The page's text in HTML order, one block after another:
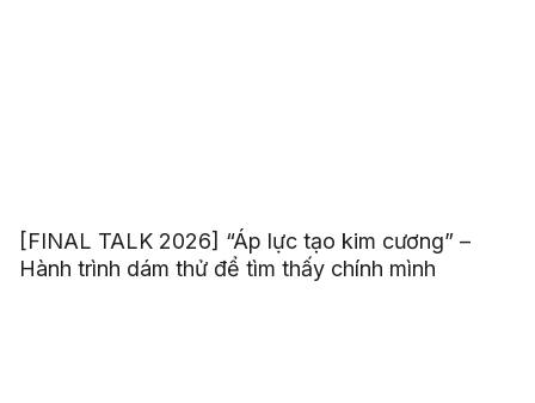
[FINAL TALK 2026] “Áp lực tạo kim cương” –
Hành trình dám thử để tìm thấy chính mình